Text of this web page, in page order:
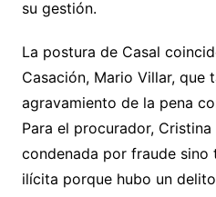
su gestión.
La postura de Casal
Casación, Mario Villar, que
agravamiento de la pena
Para el procurador,
condenada por fraude
ilícita porque hubo un delito